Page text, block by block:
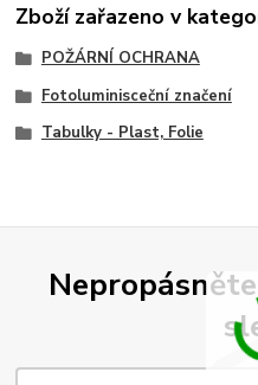
Zboží zařazeno v
POŽÁRNÍ OCHRANA
Fotoluminisceční značení
Tabulky - Plast, Folie